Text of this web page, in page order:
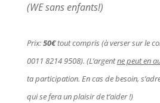
(WE sans enfants!)
Prix:50€tout compris (à verser sur le
0011 8214 9508). (L’argentne peut en
ta participation. En cas de besoin,
qui se fera un plaisir de t’aider !)